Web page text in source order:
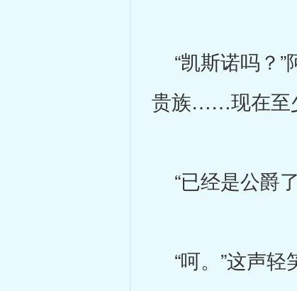
“凯斯诺吗？”
贵族……现在至
“已经是公爵
“呵。”这声轻